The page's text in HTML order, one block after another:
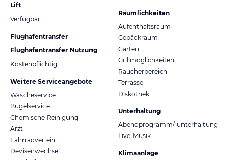
Lift
Verfügbar
Flughafentransfer
Flughafentransfer Nutzung
Kostenpflichtig
Weitere Serviceangebote
Wäscheservice
Bügelservice
Chemische Reinigung
Arzt
Fahrradverleih
Devisenwechsel
Räumlichkeiten
Aufenthaltsraum
Gepäckraum
Garten
Grillmöglichkeiten
Raucherbereich
Terrasse
Diskothek
Unterhaltung
Abendprogramm/-unterhaltung
Live-Musik
Klimaanlage